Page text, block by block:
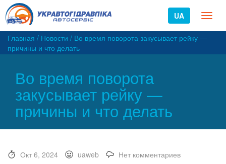
UA
Главная / Новости / Во время поворота закусывает рейку —
причины и что делать
Во время поворота
закусывает рейку —
причины и что делать
Окт 6, 2024 uaweb
Нет комментариев